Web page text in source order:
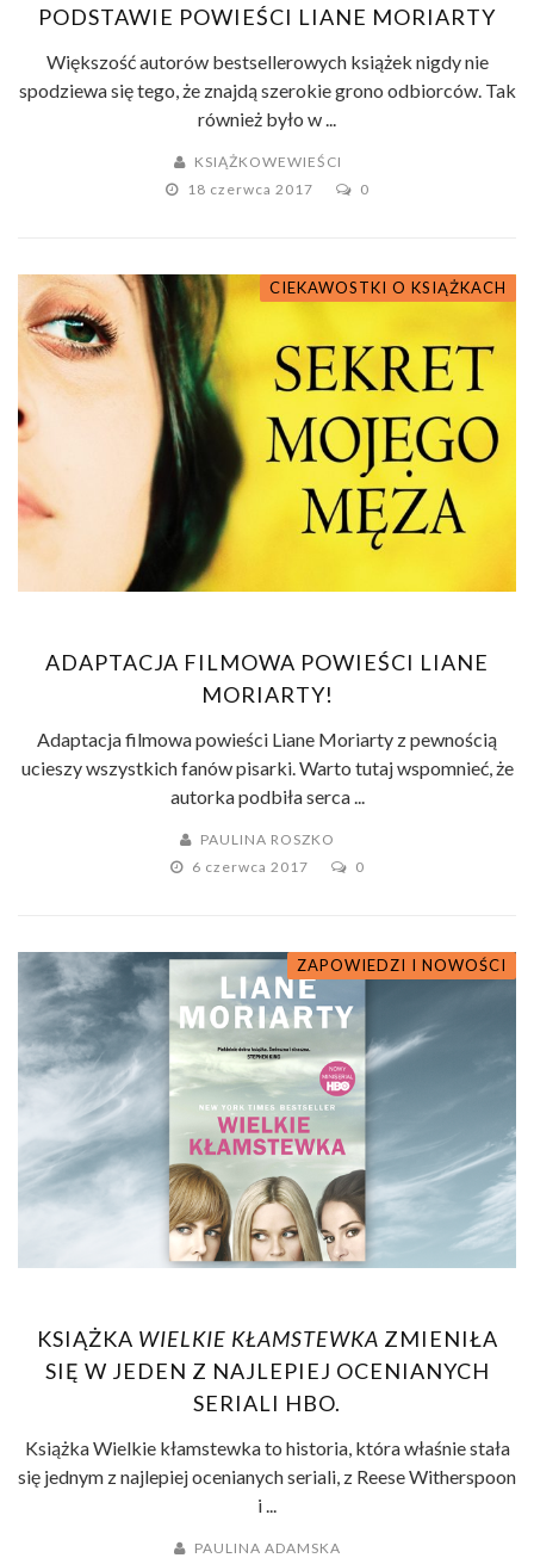
PODSTAWIE POWIEŚCI LIANE MORIARTY
Większość autorów bestsellerowych książek nigdy nie
spodziewa się tego, że znajdą szerokie grono odbiorców. Tak
również było w ...
KSIĄŻKOWEWIEŚCI
18 czerwca 2017
0
CIEKAWOSTKI O KSIĄŻKACH
ADAPTACJA FILMOWA POWIEŚCI LIANE
MORIARTY!
Adaptacja filmowa powieści Liane Moriarty z pewnością
ucieszy wszystkich fanów pisarki. Warto tutaj wspomnieć, że
autorka podbiła serca ...
PAULINA ROSZKO
6 czerwca 2017
0
ZAPOWIEDZI I NOWOŚCI
KSIĄŻKA WIELKIE KŁAMSTEWKA ZMIENIŁA
SIĘ W JEDEN Z NAJLEPIEJ OCENIANYCH
SERIALI HBO.
Książka Wielkie kłamstewka to historia, która właśnie stała
się jednym z najlepiej ocenianych seriali, z Reese Witherspoon
i ...
PAULINA ADAMSKA